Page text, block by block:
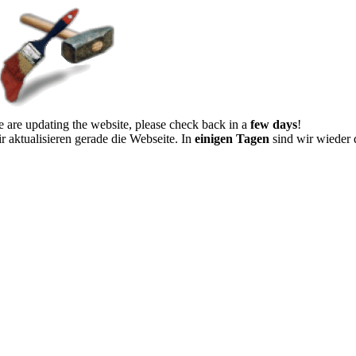
are updating the website, please check back in a few days!
aktualisieren gerade die Webseite. In einigen Tagen sind wir wieder